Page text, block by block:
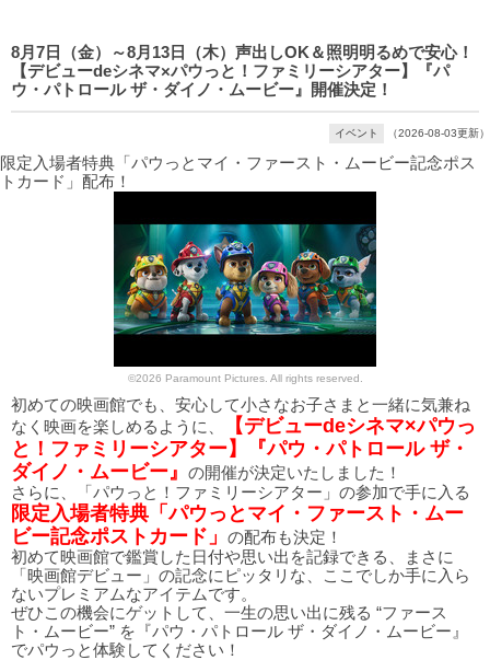
8月7日（金）～8月13日（木）声出しOK＆照明明るめで安心！
【デビューdeシネマ×パウっと！ファミリーシアター】『パ
ウ・パトロール ザ・ダイノ・ムービー』開催決定！
イベント （2026-08-03更新）
限定入場者特典「パウっとマイ・ファースト・ムービー記念ポス
トカード」配布！
©2026 Paramount Pictures. All rights reserved.
初めての映画館でも、安心して小さなお子さまと一緒に気兼ね
なく映画を楽しめるように、
【デビューdeシネマ×パウっ
と！ファミリーシアター】『パウ・パトロール ザ・
ダイノ・ムービー』
の開催が決定いたしました！
さらに、「パウっと！ファミリーシアター」の参加で手に入る
限定入場者特典「パウっとマイ・ファースト・ムー
ビー記念ポストカード」
の配布も決定！
初めて映画館で鑑賞した日付や思い出を記録できる、まさに
「映画館デビュー」の記念にピッタリな、ここでしか手に入ら
ないプレミアムなアイテムです。
ぜひこの機会にゲットして、一生の思い出に残る “ファース
ト・ムービー” を『パウ・パトロール ザ・ダイノ・ムービー』
でパウっと体験してください！